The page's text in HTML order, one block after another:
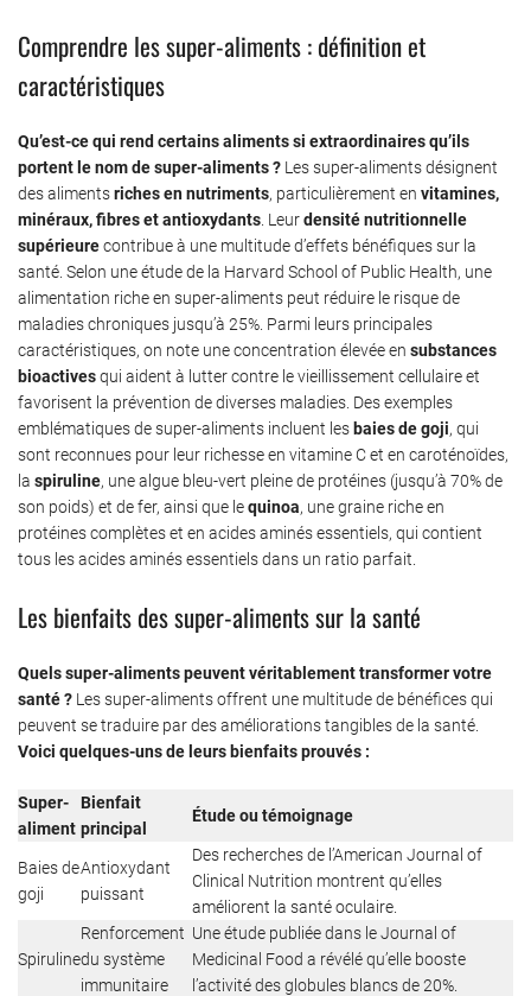
Comprendre les super-aliments : définition et
caractéristiques
Qu’est-ce qui rend certains aliments si extraordinaires qu’ils
portent le nom de super-aliments ? Les super-aliments désignent
des alimentsriches en nutriments, particulièrement en vitamines,
minéraux, fibres et antioxydants . Leurdensité nutritionnelle
supérieurecontribue à une multitude d’effets bénéfiques sur la
santé. Selon une étude de la Harvard School of Public Health, une
alimentation riche en super-aliments peut réduire le risque de
maladies chroniques jusqu’à 25%. Parmi leurs principales
caractéristiques, on note une concentration élevée en substances
bioactivesqui aident à lutter contre le vieillissement cellulaire et
favorisent la prévention de diverses maladies. Des exemples
emblématiques de super-aliments incluent lesbaies de goji, qui
sont reconnues pour leur richesse en vitamine C et en caroténoïdes,
la spiruline, une algue bleu-vert pleine de protéines (jusqu’à 70% de
son poids) et de fer, ainsi que lequinoa, une graine riche en
protéines complètes et en acides aminés essentiels, qui contient
tous les acides aminés essentiels dans un ratio parfait.
Les bienfaits des super-aliments sur la santé
Quels super-aliments peuvent véritablement transformer votre
santé ? Les super-aliments offrent une multitude de bénéfices qui
peuvent se traduire par des améliorations tangibles de la santé.
Voici quelques-uns de leurs bienfaits prouvés :
Super-
aliment
Bienfait
principal
Étude ou témoignage
Baies de
goji
Antioxydant
puissant
Des recherches de l’American Journal of
Clinical Nutrition montrent qu’elles
améliorent la santé oculaire.
Spiruline
Renforcement
du système
immunitaire
Une étude publiée dans le Journal of
Medicinal Food a révélé qu’elle booste
l’activité des globules blancs de 20%.